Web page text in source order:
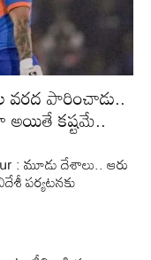
వరద పారించాడు..
అయితే కష్టమే..
: మూడు దేశాలు.. ఆరు
పర్యటనకు